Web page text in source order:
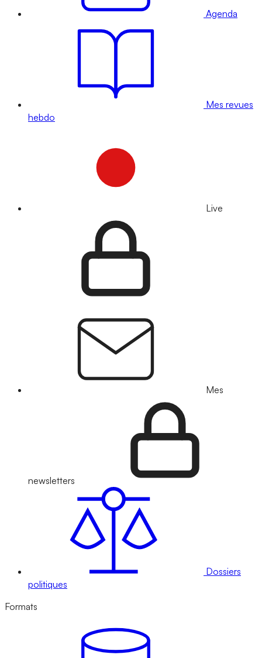
Agenda
Mes revues
hebdo
Live
Mes
newsletters
Dossiers
politiques
Formats